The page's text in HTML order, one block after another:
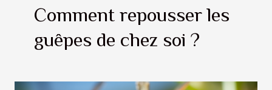
Comment repousser les
guêpes de chez soi ?